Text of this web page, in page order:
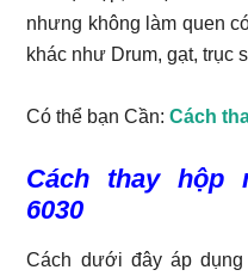
nhưng không làm quen
khác như Drum, gạt, trục
Có thể bạn Cần:Cách
Cách thay hộp
6030
Cách dưới đây áp